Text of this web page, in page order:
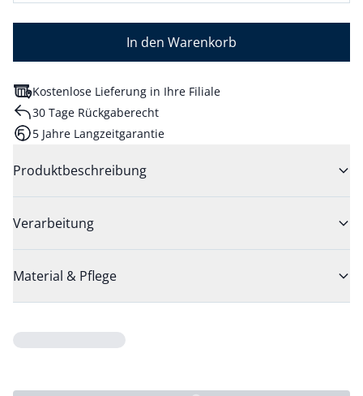
In den Warenkorb
Kostenlose Lieferung in Ihre Filiale
30 Tage Rückgaberecht
5 Jahre Langzeitgarantie
Produktbeschreibung
Verarbeitung
Material & Pflege